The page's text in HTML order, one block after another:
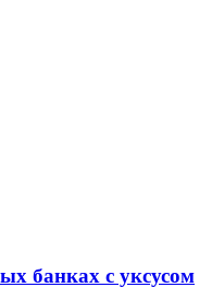
банках с уксусом